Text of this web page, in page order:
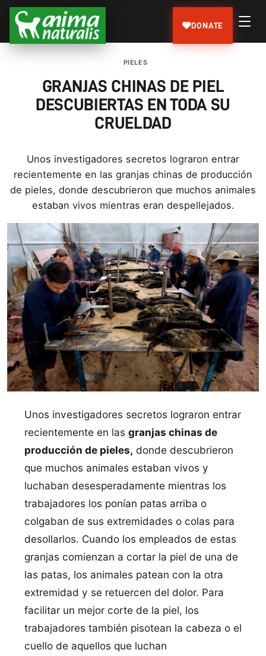
DONATE
PIELES
GRANJAS CHINAS DE PIEL
DESCUBIERTAS EN TODA SU
CRUELDAD
Unos investigadores secretos lograron entrar
recientemente en las granjas chinas de producción
de pieles, donde descubrieron que muchos animales
estaban vivos mientras eran despellejados.
Unos investigadores secretos lograron entrar
recientemente en las granjas chinas de
producción de pieles, donde descubrieron
que muchos animales estaban vivos y
luchaban desesperadamente mientras los
trabajadores los poní­an patas arriba o
colgaban de sus extremidades o colas para
desollarlos. Cuando los empleados de estas
granjas comienzan a cortar la piel de una de
las patas, los animales patean con la otra
extremidad y se retuercen del dolor. Para
facilitar un mejor corte de la piel, los
trabajadores también pisotean la cabeza o el
cuello de aquellos que luchan